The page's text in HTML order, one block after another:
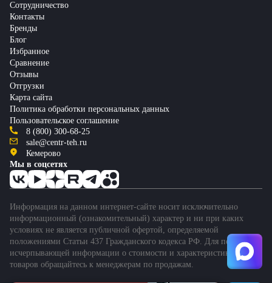
Сотрудничество
Контакты
Бренды
Блог
Избранное
Сравнение
Отзывы
Отгрузки
Карта сайта
Политика обработки персональных данных
Пользовательское соглашение
8 (800) 300-68-25
sale@centr-teh.ru
Кемерово
Мы в соцсетях
Информация на данном интернет-сайте носит исключительно
информационный (ознакомительный) характер и ни при каких
условиях не является публичной офертой, определяемой
положениями Статьи 437 Гражданского кодекса РФ. Для получения
исчерпывающей информации о стоимости и характеристиках
товаров обращайтесь к менеджерам по продажам.